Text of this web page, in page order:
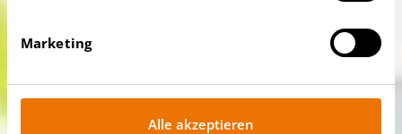
Marketing
Alle akzeptieren